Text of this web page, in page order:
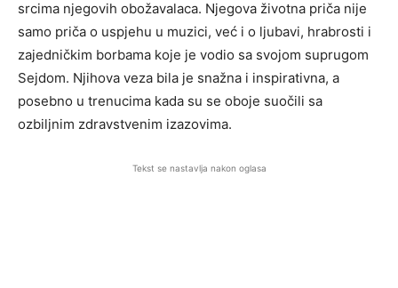
srcima njegovih obožavalaca. Njegova životna priča nije
samo priča o uspjehu u muzici, već i o ljubavi, hrabrosti i
zajedničkim borbama koje je vodio sa svojom suprugom
Sejdom. Njihova veza bila je snažna i inspirativna, a
posebno u trenucima kada su se oboje suočili sa
ozbiljnim zdravstvenim izazovima.
Tekst se nastavlja nakon oglasa